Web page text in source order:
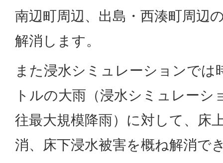
南辺町周辺、出島・西湊町周辺
解消します。
また浸水シミュレーションでは
トルの大雨（浸水シミュレーシ
往最大規模降雨）に対して、床
消、床下浸水被害を概ね解消で